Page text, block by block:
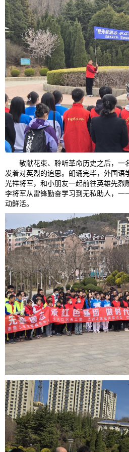
敬献花束、聆听革命历史之后，一
发着对英烈的追思。朗诵完毕，外国语
光祥将军，和小朋友一起前往英雄先烈
李将军从雷锋勤奋学习到无私助人，一
动鲜活。